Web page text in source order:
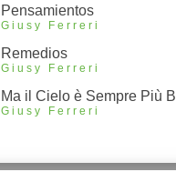
Pensamientos
Giusy Ferreri
Remedios
Giusy Ferreri
Ma il Cielo è Sempre Più
Giusy Ferreri